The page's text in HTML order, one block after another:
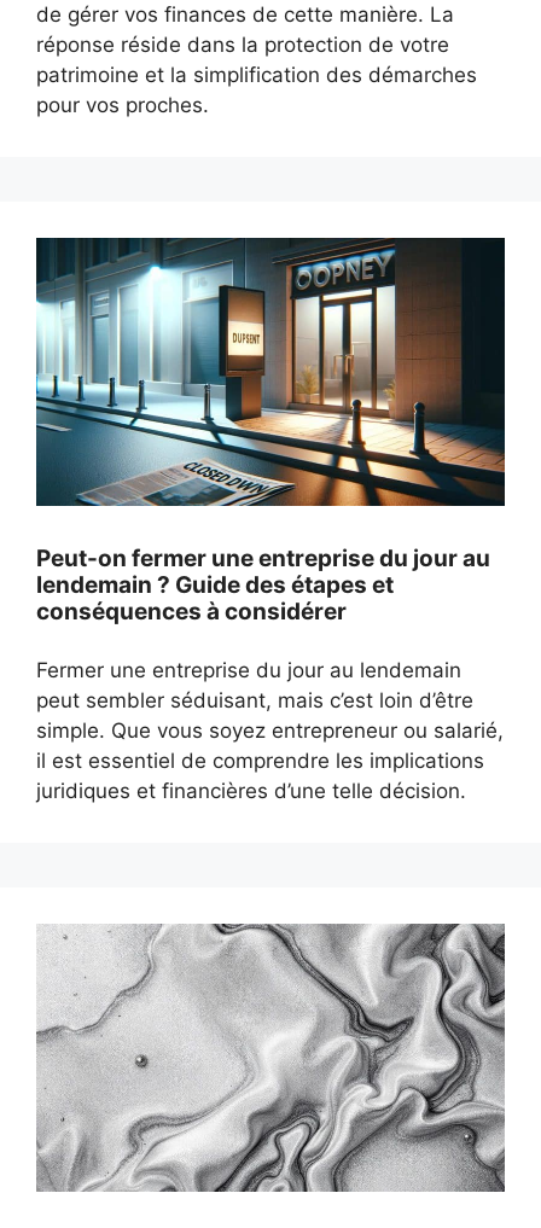
de gérer vos finances de cette manière. La
réponse réside dans la protection de votre
patrimoine et la simplification des démarches
pour vos proches.
Peut-on fermer une entreprise du jour au
lendemain ? Guide des étapes et
conséquences à considérer
Fermer une entreprise du jour au lendemain
peut sembler séduisant, mais c’est loin d’être
simple. Que vous soyez entrepreneur ou salarié,
il est essentiel de comprendre les implications
juridiques et financières d’une telle décision.